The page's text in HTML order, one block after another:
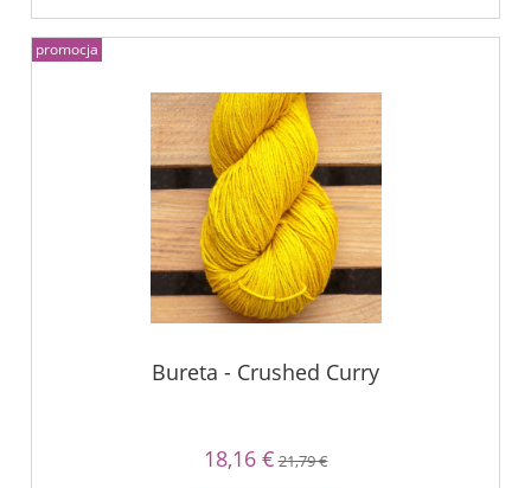
Bureta - Crushed Curry
18,16 €21,79 €
promocja